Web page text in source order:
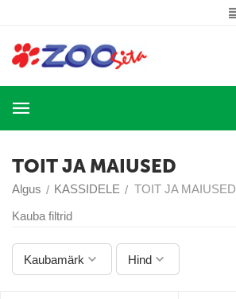
TOIT JA MAIUSED
Algus / KASSIDELE / TOIT JA MAIUSED
Kauba filtrid
Kaubamärk Hind